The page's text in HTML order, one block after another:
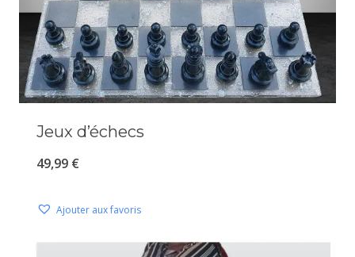
Jeux d’échecs
49,99 €
Ajouter aux favoris